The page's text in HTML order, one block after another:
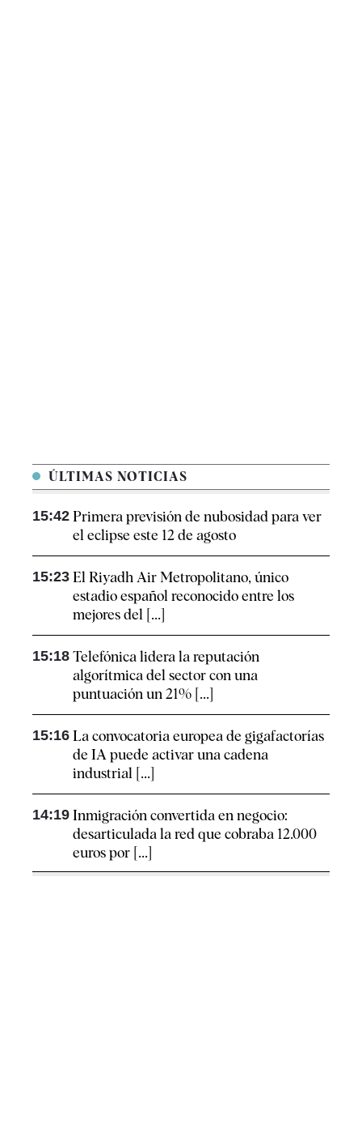
ÚLTIMAS NOTICIAS
15:42 Primera previsión de nubosidad para ver
el eclipse este 12 de agosto
15:23 El Riyadh Air Metropolitano, único
estadio español reconocido entre los
mejores del [...]
15:18 Telefónica lidera la reputación
algorítmica del sector con una
puntuación un 21% [...]
15:16 La convocatoria europea de gigafactorías
de IA puede activar una cadena
industrial [...]
14:19 Inmigración convertida en negocio:
desarticulada la red que cobraba 12.000
euros por [...]